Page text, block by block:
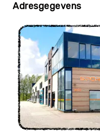
Yoga
Yoga
Yoga
Adresgegevens